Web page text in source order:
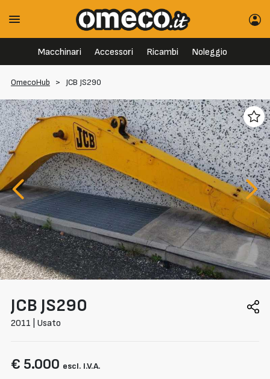
Macchinari Accessori Ricambi Noleggio
OmecoHub > JCB JS290
JCB JS290
2011 | Usato
€ 5.000 escl. I.V.A.